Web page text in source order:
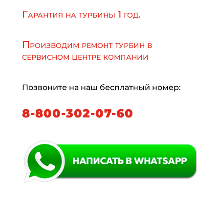
Гарантия на турбины 1 год.
Производим ремонт турбин в
сервисном центре компании
Позвоните на наш бесплатный номер:
8-800-302-07-60